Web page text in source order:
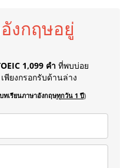
งกฤษอยู่
1,099 คำ ที่พบบ่อย
เพียงกรอกรับด้านล่าง
ทเรียนภาษาอังกฤษทุกวัน 1 ปี)